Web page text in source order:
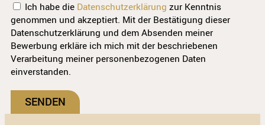
Ich habe die Datenschutzerklärung zur Kenntnis
genommen und akzeptiert. Mit der Bestätigung dieser
Datenschutzerklärung und dem Absenden meiner
Bewerbung erkläre ich mich mit der beschriebenen
Verarbeitung meiner personenbezogenen Daten
einverstanden.
SENDEN